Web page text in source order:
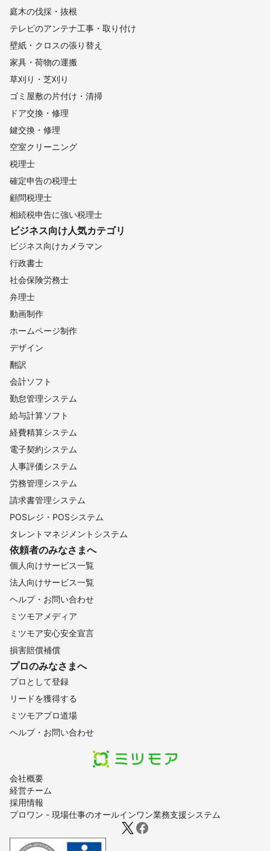
会社概要
経営チーム
採用情報
プロワン - 現場仕事のオールインワン業務支援システム
庭木の伐採・抜根
テレビのアンテナ工事・取り付け
壁紙・クロスの張り替え
家具・荷物の運搬
草刈り・芝刈り
ゴミ屋敷の片付け・清掃
ドア交換・修理
鍵交換・修理
空室クリーニング
税理士
確定申告の税理士
顧問税理士
相続税申告に強い税理士
ビジネス向け人気カテゴリ
ビジネス向けカメラマン
行政書士
社会保険労務士
弁理士
動画制作
ホームページ制作
デザイン
翻訳
会計ソフト
勤怠管理システム
給与計算ソフト
経費精算システム
電子契約システム
人事評価システム
労務管理システム
請求書管理システム
POSレジ・POSシステム
タレントマネジメントシステム
依頼者のみなさまへ
個人向けサービス一覧
法人向けサービス一覧
ヘルプ・お問い合わせ
ミツモアメディア
ミツモア安心安全宣言
損害賠償補償
プロのみなさまへ
プロとして登録
リードを獲得する
ミツモアプロ道場
ヘルプ・お問い合わせ